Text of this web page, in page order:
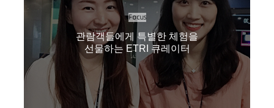
Focus
관람객들에게 특별한 체험을
선물하는 ETRI 큐레이터